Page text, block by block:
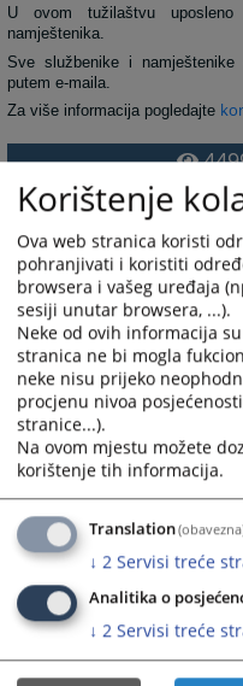
U ovom tužilaštvu
namještenika.
Sve službenike i
putem e-maila.
Za više informacija pogledajte
Korištenje
Ova web stranica koristi
pohranjivati i koristiti
browsera i vašeg uređaja
sesiji unutar browsera, ...).
Neke od ovih informacija
stranica ne bi mogla
neke nisu prijeko
procjenu nivoa
stranice...).
Na ovom mjestu možete
korištenje tih informacija.
Translation
↓ 2 Servisi treće
Analitika o
↓ 2 Servisi treće